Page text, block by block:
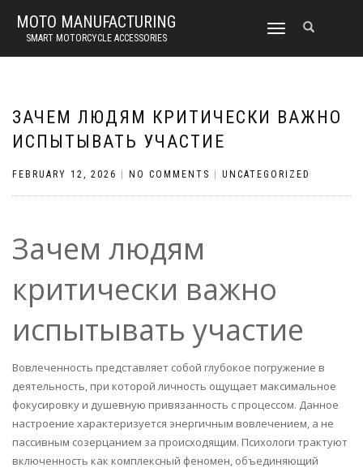
MOTO MANUFACTURING
SMART MOTORCYCLE ACCESSORIES
TOGGLE
ЗАЧЕМ ЛЮДЯМ КРИТИЧЕСКИ ВАЖНО
ИСПЫТЫВАТЬ УЧАСТИЕ
FEBRUARY 12, 2026 NO COMMENTS UNCATEGORIZED
Зачем людям
критически важно
испытывать участие
Вовлеченность представляет собой глубокое погружение в
деятельность, при которой личность ощущает максимальное
фокусировку и душевную привязанность с процессом. Данное
настроение характеризуется энергичным вовлечением, а не
пассивным созерцанием за происходящим. Психологи трактуют
включенность как комплексный феномен, объединяющий